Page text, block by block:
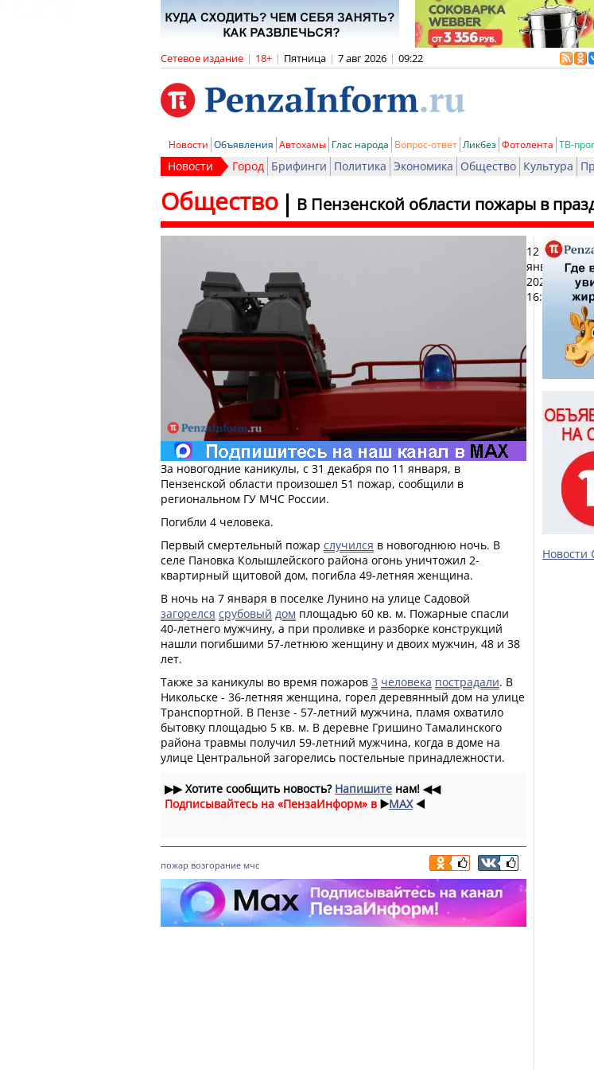
Сетевое издание | 18+ | Пятница | 7 авг 2026 | 09:22
Новости Объявления Автохамы Глас народа Вопрос-ответ Ликбез Фотолента ТВ-
Новости Город Брифинги Политика Экономика Общество Культура
В Пензенской области пожары в
Общество
12
января
2026,
16:31
За новогодние каникулы, с 31 декабря по 11 января, в
Пензенской области произошел 51 пожар, сообщили в
региональном ГУ МЧС России.
Погибли 4 человека.
Первый смертельный пожар случился в новогоднюю ночь. В
селе Пановка Колышлейского района огонь уничтожил 2-
квартирный щитовой дом, погибла 49-летняя женщина.
В ночь на 7 января в поселке Лунино на улице Садовой
загорелся срубовый дом площадью 60 кв. м. Пожарные спасли
40-летнего мужчину, а при проливке и разборке конструкций
нашли погибшими 57-летнюю женщину и двоих мужчин, 48 и 38
лет.
Также за каникулы во время пожаров 3 человека пострадали. В
Никольске - 36-летняя женщина, горел деревянный дом на улице
Транспортной. В Пензе - 57-летний мужчина, пламя охватило
бытовку площадью 5 кв. м. В деревне Гришино Тамалинского
района травмы получил 59-летний мужчина, когда в доме на
улице Центральной загорелись постельные принадлежности.
▶▶Хотите сообщить новость? Напишите нам! ◀◀
Подписывайтесь на «ПензаИнформ» в ▶️MAX ◀️
пожар возгорание мчс